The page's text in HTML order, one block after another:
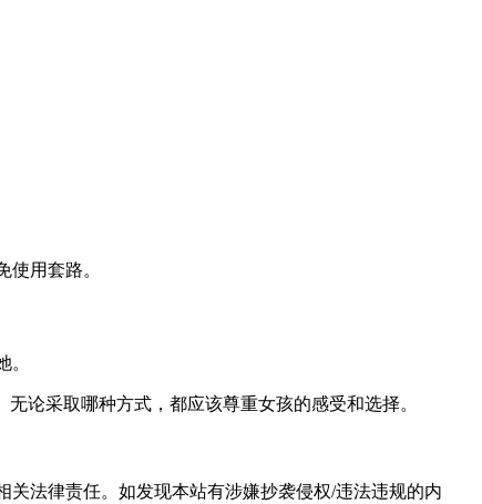
用套路。
论采取哪种方式，都应该尊重女孩的感受和选择。
法律责任。如发现本站有涉嫌抄袭侵权/违法违规的内